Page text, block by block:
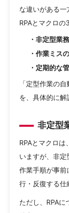
な違いがある一
RPAとマクロの
・非定型業
・作業ミス
・定期的な
「定型作業の
を、具体的に解
非定型
RPAとマクロ
いますが、非定
作業手順が事前
行・反復する仕
ただし、RPAに